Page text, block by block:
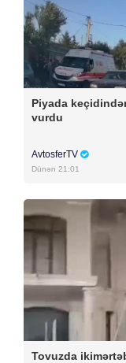
Piyada
vurdu
AvtosferTV
Dünən 21:01
Tovuzda